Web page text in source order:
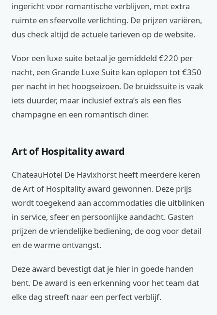
ingericht voor romantische verblijven, met extra
ruimte en sfeervolle verlichting. De prijzen variëren,
dus check altijd de actuele tarieven op de website.
Voor een luxe suite betaal je gemiddeld €220 per
nacht, een Grande Luxe Suite kan oplopen tot €350
per nacht in het hoogseizoen. De bruidssuite is vaak
iets duurder, maar inclusief extra’s als een fles
champagne en een romantisch diner.
Art of Hospitality award
ChateauHotel De Havixhorst heeft meerdere keren
de Art of Hospitality award gewonnen. Deze prijs
wordt toegekend aan accommodaties die uitblinken
in service, sfeer en persoonlijke aandacht. Gasten
prijzen de vriendelijke bediening, de oog voor detail
en de warme ontvangst.
Deze award bevestigt dat je hier in goede handen
bent. De award is een erkenning voor het team dat
elke dag streeft naar een perfect verblijf.